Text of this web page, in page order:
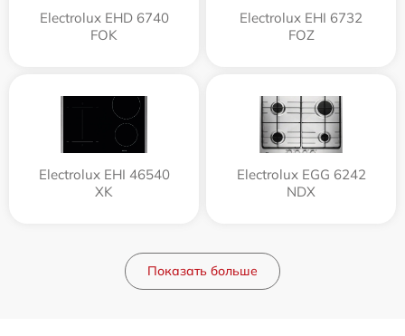
Electrolux EHD 6740
FOK
Electrolux EHI 6732
FOZ
Electrolux EHI 46540
XK
Electrolux EGG 6242
NDX
Показать больше